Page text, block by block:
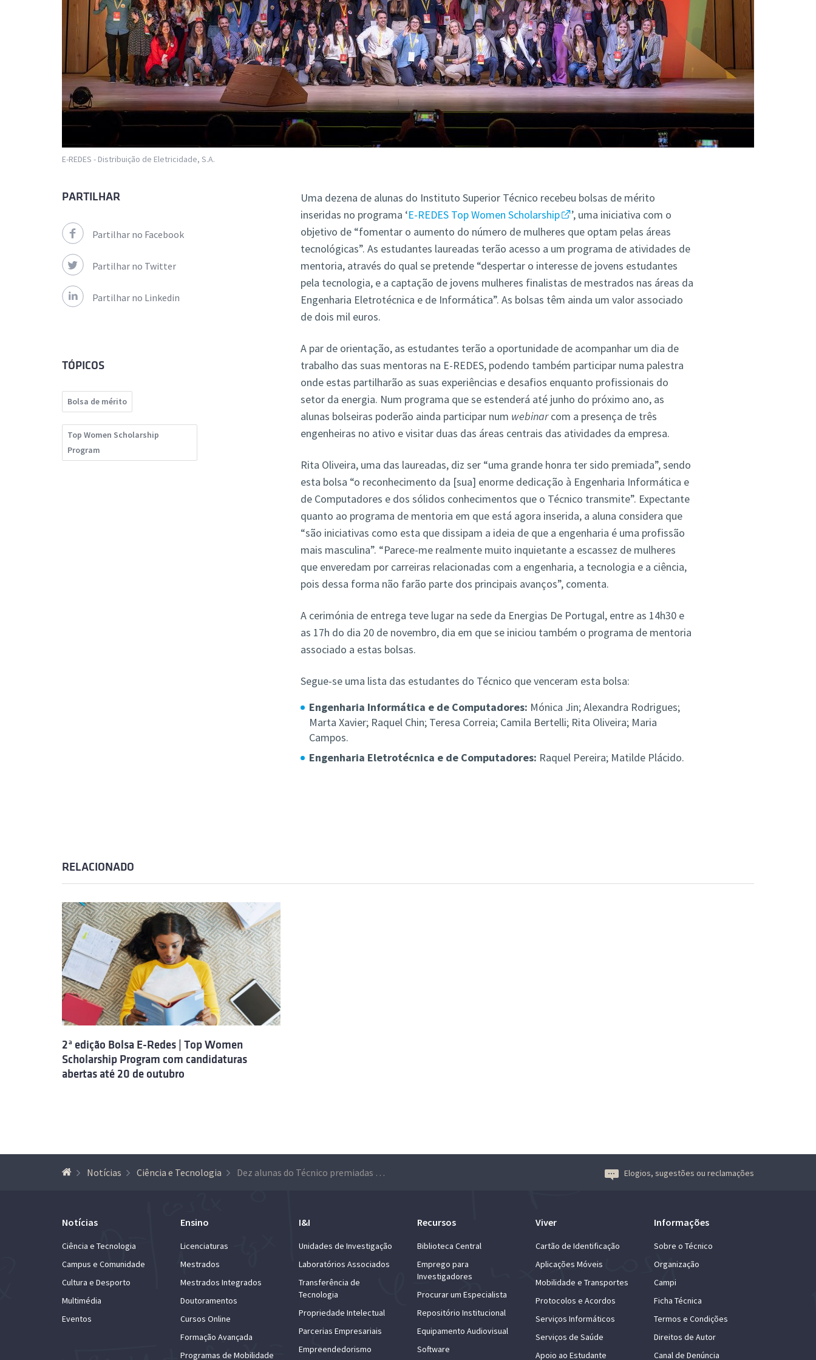
E-REDES - Distribuição de Eletricidade, S.A.
Uma dezena de alunas do Instituto Superior Técnico recebeu bolsas de mérito
inseridas no programa ‘E-REDES Top Women Scholarship
’, uma iniciativa com o
objetivo de “fomentar o aumento do número de mulheres que optam pelas áreas
tecnológicas”. As estudantes laureadas terão acesso a um programa de atividades de
mentoria, através do qual se pretende “despertar o interesse de jovens estudantes
pela tecnologia, e a captação de jovens mulheres finalistas de mestrados nas áreas da
Engenharia Eletrotécnica e de Informática”. As bolsas têm ainda um valor associado
de dois mil euros.
A par de orientação, as estudantes terão a oportunidade de acompanhar um dia de
trabalho das suas mentoras na E-REDES, podendo também participar numa palestra
onde estas partilharão as suas experiências e desafios enquanto profissionais do
setor da energia. Num programa que se estenderá até junho do próximo ano, as
alunas bolseiras poderão ainda participar num webinarcom a presença de três
engenheiras no ativo e visitar duas das áreas centrais das atividades da empresa.
Rita Oliveira, uma das laureadas, diz ser “uma grande honra ter sido premiada”, sendo
esta bolsa “o reconhecimento da [sua] enorme dedicação à Engenharia Informática e
de Computadores e dos sólidos conhecimentos que o Técnico transmite”. Expectante
quanto ao programa de mentoria em que está agora inserida, a aluna considera que
“são iniciativas como esta que dissipam a ideia de que a engenharia é uma profissão
mais masculina”. “Parece-me realmente muito inquietante a escassez de mulheres
que enveredam por carreiras relacionadas com a engenharia, a tecnologia e a ciência,
pois dessa forma não farão parte dos principais avanços”, comenta.
A cerimónia de entrega teve lugar na sede da Energias De Portugal, entre as 14h30 e
as 17h do dia 20 de novembro, dia em que se iniciou também o programa de mentoria
associado a estas bolsas.
Segue-se uma lista das estudantes do Técnico que venceram esta bolsa:
Engenharia Informática e de Computadores: Mónica Jin; Alexandra Rodrigues;
Marta Xavier; Raquel Chin; Teresa Correia; Camila Bertelli; Rita Oliveira; Maria
Campos.
Engenharia Eletrotécnica e de Computadores: Raquel Pereira; Matilde Plácido.
PARTILHAR
Partilhar no Facebook
Partilhar no Twitter
Partilhar no Linkedin
TÓPICOS
Bolsa de mérito
Top Women Scholarship
Program
RELACIONADO
2ª edição Bolsa E-Redes | Top Women
Scholarship Program com candidaturas
abertas até 20 de outubro
Notícias Ciência e Tecnologia Dez alunas do Técnico premiadas com bolsas de mérito do ‘Top Women Scholarship Program’ Elogios, sugestões ou reclamações
Notícias
Ciência e Tecnologia
Campus e Comunidade
Cultura e Desporto
Multimédia
Eventos
Ensino
Licenciaturas
Mestrados
Mestrados Integrados
Doutoramentos
Cursos Online
Formação Avançada
Programas de Mobilidade
I&I
Unidades de Investigação
Laboratórios Associados
Transferência de
Tecnologia
Propriedade Intelectual
Parcerias Empresariais
Empreendedorismo
Recursos
Biblioteca Central
Emprego para
Investigadores
Procurar um Especialista
Repositório Institucional
Equipamento Audiovisual
Software
Viver
Cartão de Identificação
Aplicações Móveis
Mobilidade e Transportes
Protocolos e Acordos
Serviços Informáticos
Serviços de Saúde
Apoio ao Estudante
Informações
Sobre o Técnico
Organização
Campi
Ficha Técnica
Termos e Condições
Direitos de Autor
Canal de Denúncia